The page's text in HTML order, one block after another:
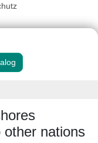
other nations